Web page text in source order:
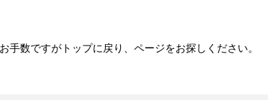
数ですがトップに戻り、ページをお探しください。